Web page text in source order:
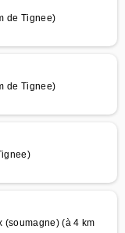
de Tignee)
de Tignee)
(soumagne) (à 4 km